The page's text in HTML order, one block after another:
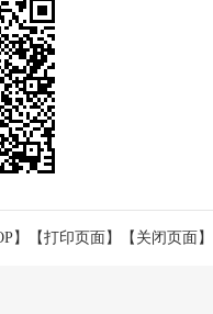
】 【打印页面】【 关闭页面】